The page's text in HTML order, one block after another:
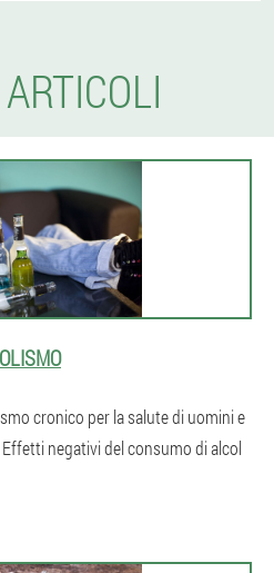
cronico per la salute di uomini e
negativi del consumo di alcol